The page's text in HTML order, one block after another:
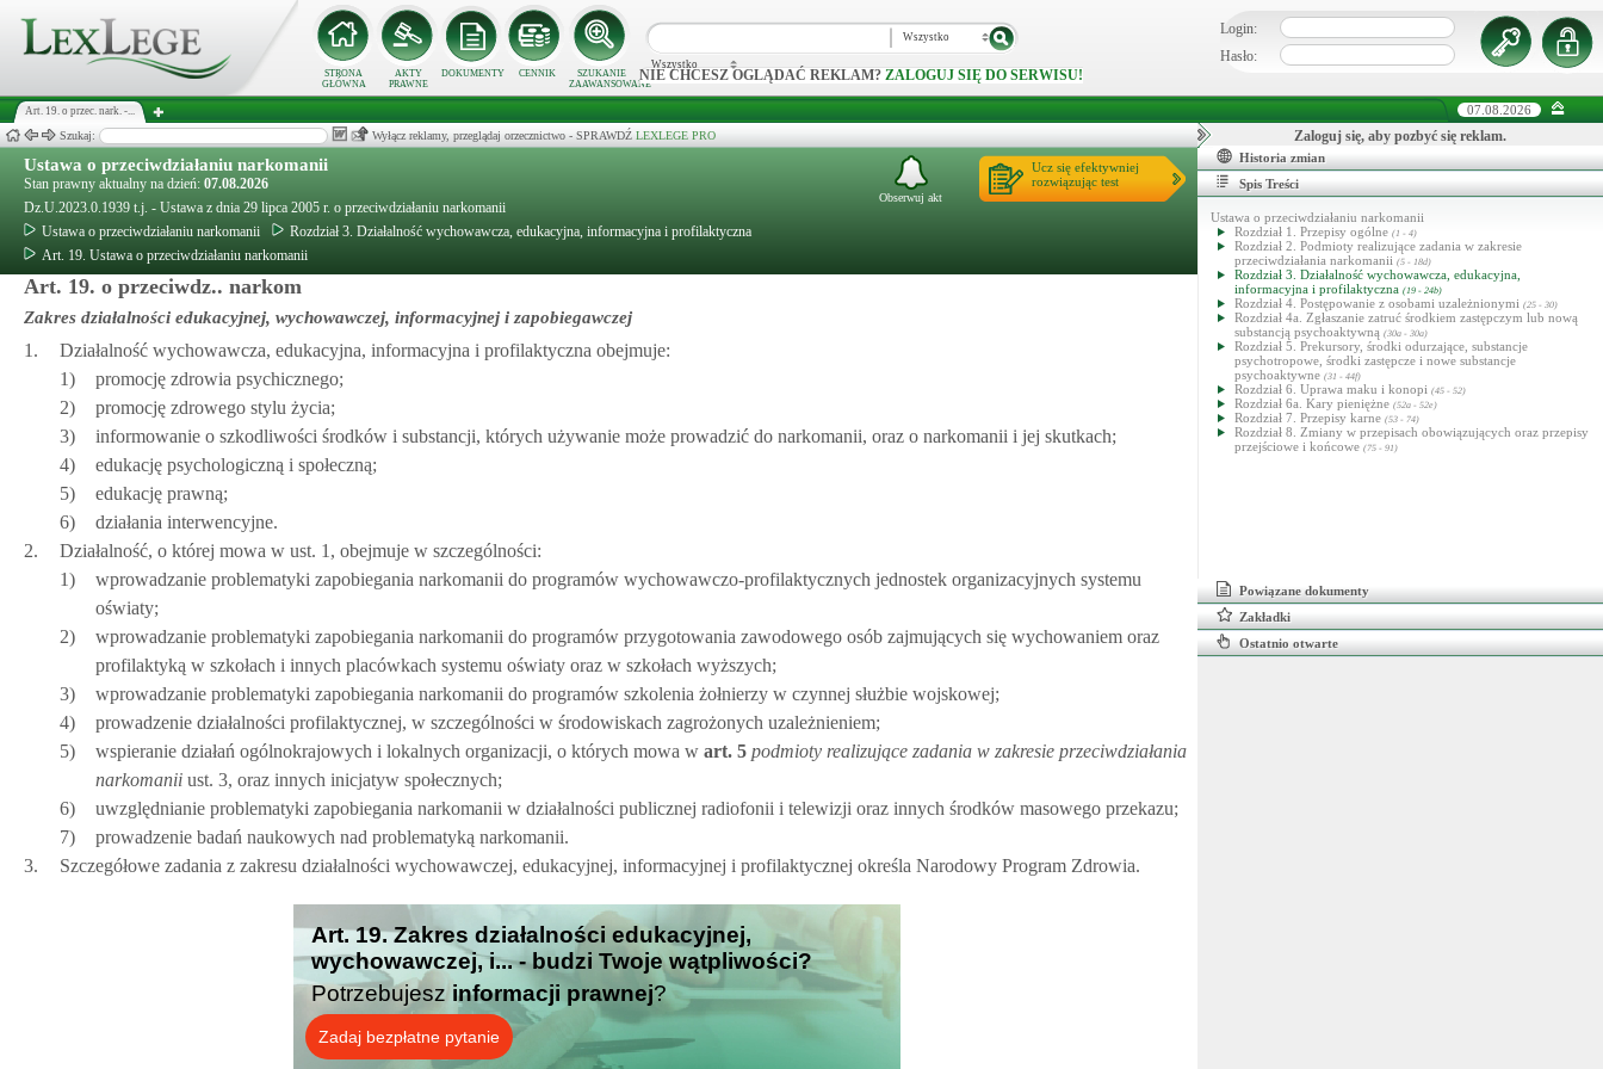
STRONA
GŁÓWNA
AKTY
PRAWNE
DOKUMENTY CENNIK
SZUKANIE
ZAAWANSOWANE
Wszystko
Wszystko
NIE CHCESZ OGLĄDAĆ REKLAM? ZALOGUJ SIĘ DO SERWISU!
Login:
Hasło:
Art. 19. o przec. nark. -... 07.08.2026
Szukaj: Wyłącz reklamy, przeglądaj orzecznictwo - SPRAWDŹ LEXLEGE PRO
Ustawa o przeciwdziałaniu narkomanii
Stan prawny aktualny na dzień: 07.08.2026
Dz.U.2023.0.1939 t.j. - Ustawa z dnia 29 lipca 2005 r. o przeciwdziałaniu narkomanii
Ustawa o przeciwdziałaniu narkomanii
Rozdział 3. Działalność wychowawcza, edukacyjna, informacyjna i profilaktyczna
Art. 19. Ustawa o przeciwdziałaniu narkomanii
Ucz się efektywniej
rozwiązując test
Obserwuj akt
Art. 19. o przeciwdz.. narkom
Zakres działalności edukacyjnej, wychowawczej, informacyjnej i zapobiegawczej
1.
Działalność wychowawcza, edukacyjna, informacyjna i profilaktyczna obejmuje:
1)
promocję zdrowia psychicznego;
2)
promocję zdrowego stylu życia;
3)
informowanie o szkodliwości środków i substancji, których używanie może prowadzić do narkomanii, oraz o narkomanii i jej skutkach;
4)
edukację psychologiczną i społeczną;
5)
edukację prawną;
6)
działania interwencyjne.
2.
Działalność, o której mowa w ust. 1, obejmuje w szczególności:
1)
wprowadzanie problematyki zapobiegania narkomanii do programów wychowawczo-profilaktycznych jednostek organizacyjnych systemu
oświaty;
2)
wprowadzanie problematyki zapobiegania narkomanii do programów przygotowania zawodowego osób zajmujących się wychowaniem oraz
profilaktyką w szkołach i innych placówkach systemu oświaty oraz w szkołach wyższych;
3)
wprowadzanie problematyki zapobiegania narkomanii do programów szkolenia żołnierzy w czynnej służbie wojskowej;
4)
prowadzenie działalności profilaktycznej, w szczególności w środowiskach zagrożonych uzależnieniem;
5)
wspieranie działań ogólnokrajowych i lokalnych organizacji, o których mowa w art. 5 podmioty realizujące zadania w zakresie przeciwdziałania
narkomanii ust. 3, oraz innych inicjatyw społecznych;
6)
uwzględnianie problematyki zapobiegania narkomanii w działalności publicznej radiofonii i telewizji oraz innych środków masowego przekazu;
7)
prowadzenie badań naukowych nad problematyką narkomanii.
3.
Szczegółowe zadania z zakresu działalności wychowawczej, edukacyjnej, informacyjnej i profilaktycznej określa Narodowy Program Zdrowia.
Art. 19. Zakres działalności edukacyjnej,
wychowawczej, i... - budzi Twoje wątpliwości?
Potrzebujesz informacji prawnej?
Zadaj bezpłatne pytanie
Zaloguj się, aby pozbyć się reklam.
Historia zmian
Spis Treści
Ustawa o przeciwdziałaniu narkomanii
Rozdział 1. Przepisy ogólne (1 - 4)
Rozdział 2. Podmioty realizujące zadania w zakresie
przeciwdziałania narkomanii (5 - 18d)
Rozdział 3. Działalność wychowawcza, edukacyjna,
informacyjna i profilaktyczna (19 - 24b)
Rozdział 4. Postępowanie z osobami uzależnionymi (25 - 30)
Rozdział 4a. Zgłaszanie zatruć środkiem zastępczym lub nową
substancją psychoaktywną (30a - 30a)
Rozdział 5. Prekursory, środki odurzające, substancje
psychotropowe, środki zastępcze i nowe substancje
psychoaktywne (31 - 44f)
Rozdział 6. Uprawa maku i konopi (45 - 52)
Rozdział 6a. Kary pieniężne (52a - 52e)
Rozdział 7. Przepisy karne (53 - 74)
Rozdział 8. Zmiany w przepisach obowiązujących oraz przepisy
przejściowe i końcowe (75 - 91)
Powiązane dokumenty
Zakładki
Ostatnio otwarte